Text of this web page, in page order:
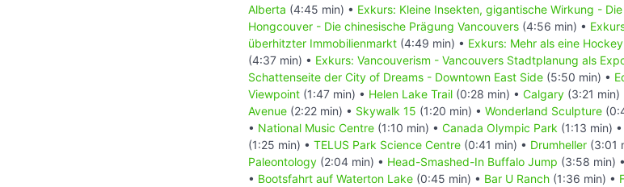
Alberta (4:45 min) • Exkurs: Kleine Insekten, gigantische Wirkung -
Hongcouver - Die chinesische Prägung Vancouvers (4:56 min) •
überhitzter Immobilienmarkt (4:49 min) • Exkurs: Mehr als eine
(4:37 min) • Exkurs: Vancouverism - Vancouvers Stadtplanung als
Schattenseite der City of Dreams - Downtown East Side (5:50 min) •
Viewpoint (1:47 min) • Helen Lake Trail (0:28 min) • Calgary (3:21 min)
Avenue (2:22 min) • Skywalk 15 (1:20 min) • Wonderland Sculpture
• National Music Centre (1:10 min) • Canada Olympic Park (1:13 min) •
(1:25 min) • TELUS Park Science Centre (0:41 min) • Drumheller (3:01
Paleontology (2:04 min) • Head-Smashed-In Buffalo Jump (3:58 min) •
• Bootsfahrt auf Waterton Lake (0:45 min) • Bar U Ranch (1:36 min) •